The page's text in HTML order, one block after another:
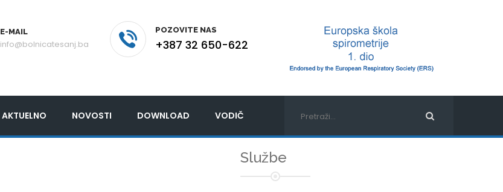
E-MAIL
info@bolnicatesanj.ba
POZOVITE NAS
+387 32 650-622
AKTUELNO NOVOSTI DOWNLOAD VODIČ
Službe